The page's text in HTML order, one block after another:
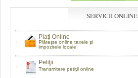
SERVICII ONLINE
Plaţi Online
Plăteşte online taxele şi
impozitele locale
Petiţii
Transmitere petiţii online